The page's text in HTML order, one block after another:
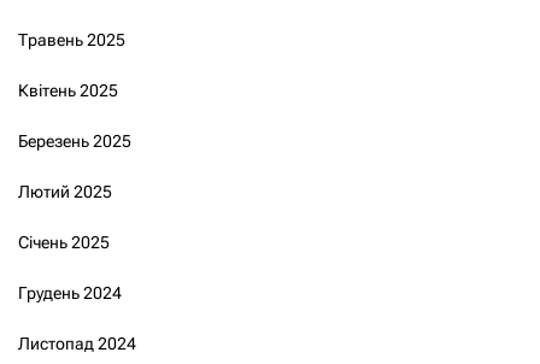
Травень 2025
Квітень 2025
Березень 2025
Лютий 2025
Січень 2025
Грудень 2024
Листопад 2024